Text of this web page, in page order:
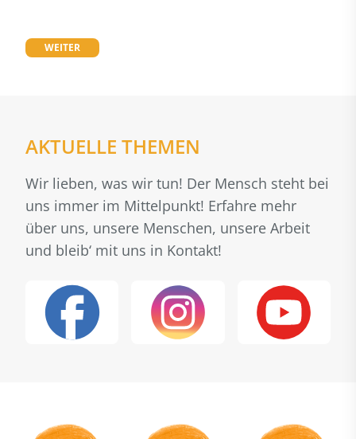
WEITER
AKTUELLE THEMEN
Wir lieben, was wir tun! Der Mensch steht bei
uns immer im Mittelpunkt! Erfahre mehr
über uns, unsere Menschen, unsere Arbeit
und bleib‘ mit uns in Kontakt!